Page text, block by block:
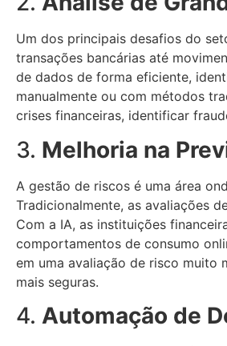
Um dos principais desafios do
transações bancárias até
de dados de forma eficiente,
manualmente ou com métodos
crises financeiras, identificar
3. Melhoria na
A gestão de riscos é uma área
Tradicionalmente, as avaliações
Com a IA, as instituições
comportamentos de consumo
em uma avaliação de risco muito
mais seguras.
4. Automação de